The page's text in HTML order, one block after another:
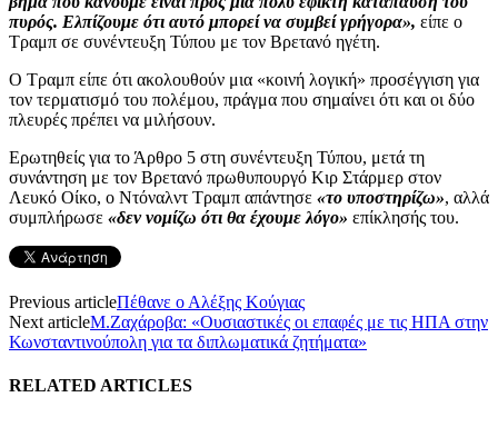
πυρός. Ελπίζουμε ότι αυτό μπορεί να συμβεί γρήγορα», είπε ο
Τραμπ σε συνέντευξη Τύπου με τον Βρετανό ηγέτη.
Ο Τραμπ είπε ότι ακολουθούν μια «κοινή λογική» προσέγγιση για
τον τερματισμό του πολέμου, πράγμα που σημαίνει ότι και οι δύο
πλευρές πρέπει να μιλήσουν.
Ερωτηθείς για το Άρθρο 5 στη συνέντευξη Τύπου, μετά τη
συνάντηση με τον Βρετανό πρωθυπουργό Κιρ Στάρμερ στον
Λευκό Οίκο, ο Ντόναλντ Τραμπ απάντησε «το υποστηρίζω», αλλά
συμπλήρωσε «δεν νομίζω ότι θα έχουμε λόγο» επίκλησής του.
Previous articleΠέθανε ο Αλέξης Κούγιας
Next articleΜ.Ζαχάροβα: «Ουσιαστικές οι επαφές με τις ΗΠΑ στην
Κωνσταντινούπολη για τα διπλωματικά ζητήματα»
RELATED ARTICLES